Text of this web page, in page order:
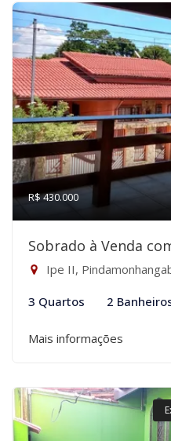
R$ 430.000
Sobrado à Venda
Ipe II,
3 Quartos 2
Mais informações